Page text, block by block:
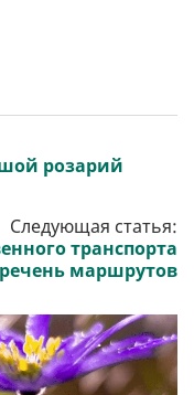
розарий
Следующая статья:
транспорта
маршрутов